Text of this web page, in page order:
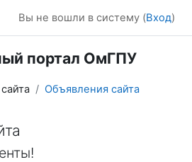
Вы не вошли в систему (Вход)
портал ОмГПУ
Объявления сайта